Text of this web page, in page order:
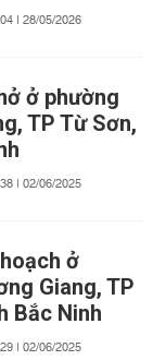
| 28/05/2026
ở phường
TP Từ Sơn,
| 02/06/2025
ở
Giang, TP
Bắc Ninh
| 02/06/2025